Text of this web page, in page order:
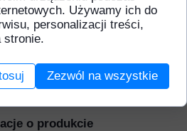
o produkcie
Używamy ich do
personalizacji treści,
stronie.
Zezwól na wszystkie